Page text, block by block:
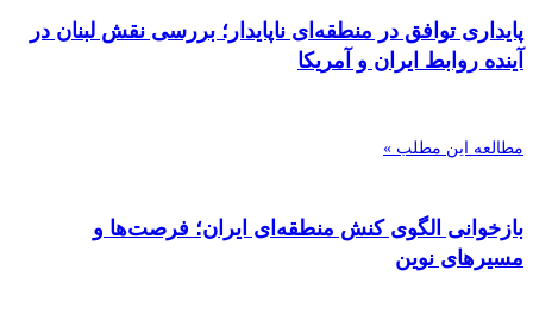
پایداری توافق در منطقه‌ای ناپایدار؛ بررسی نقش لبنان در
آینده روابط ایران و آمریکا
مطالعه این مطلب »
بازخوانی الگوی کنش منطقه‌ای ایران؛ فرصت‌ها و
مسیرهای نوین